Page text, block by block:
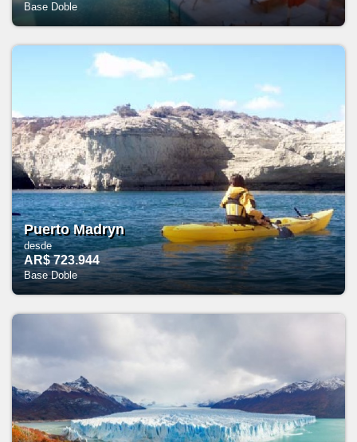
Base Doble
Puerto Madryn
desde
AR$ 723.944
Base Doble